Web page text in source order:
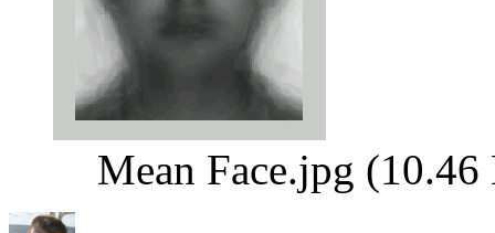
Mean Face.jpg